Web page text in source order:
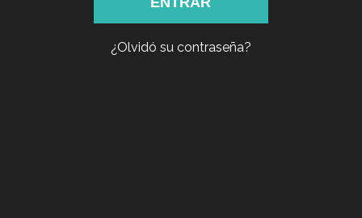
¿Olvidó su contraseña?